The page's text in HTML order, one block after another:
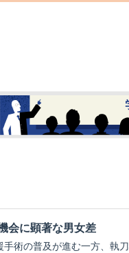
会に顕著な男女差
術の普及が進む一方、執